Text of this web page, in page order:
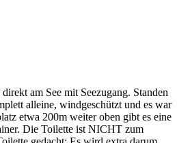
am See mit Seezugang. Standen
alleine, windgeschützt und es war
etwa 200m weiter oben gibt es eine
Die Toilette ist NICHT zum